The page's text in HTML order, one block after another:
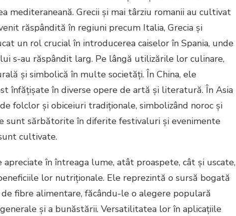
mediteraneană. Grecii și mai târziu romanii au cultivat
răspândită în regiuni precum Italia, Grecia și
un rol crucial în introducerea caiselor în Spania, unde
s-au răspândit larg. Pe lângă utilizările lor culinare,
și simbolică în multe societăți. În China, ele
înfățișate în diverse opere de artă și literatură. În Asia
folclor și obiceiuri tradiționale, simbolizând noroc și
sunt sărbătorite în diferite festivaluri și evenimente
cultivate.
în întreaga lume, atât proaspete, cât și uscate,
lor nutriționale. Ele reprezintă o sursă bogată
fibre alimentare, făcându-le o alegere populară
și a bunăstării. Versatilitatea lor în aplicațiile